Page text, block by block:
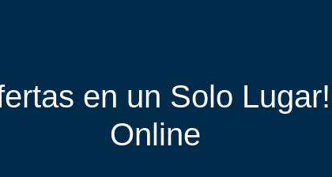
en un Solo
Online